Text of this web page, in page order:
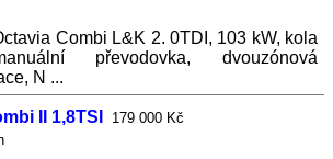
Combi L&K 2. 0TDI, 103 kW, kola
převodovka, dvouzónová
N ...
II 1,8TSI
179 000 Kč